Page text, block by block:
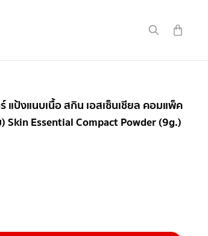
ป้งแนบเนื้อ สกิน เอสเซ็นเชียล คอมแพ็ค
Essential Compact Powder (9g.)